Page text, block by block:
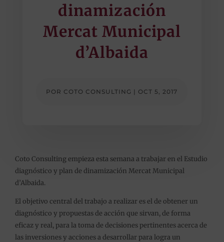
dinamización
Mercat Municipal
d’Albaida
POR COTO CONSULTING | OCT 5, 2017
Coto Consulting empieza esta semana a trabajar en el Estudio
diagnóstico y plan de dinamización Mercat Municipal
d’Albaida.
El objetivo central del trabajo a realizar es el de obtener un
diagnóstico y propuestas de acción que sirvan, de forma
eficaz y real, para la toma de decisiones pertinentes acerca de
las inversiones y acciones a desarrollar para logra un